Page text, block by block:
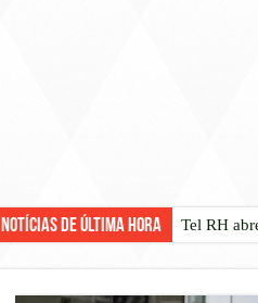
Notícias de Última Hora Tel RH